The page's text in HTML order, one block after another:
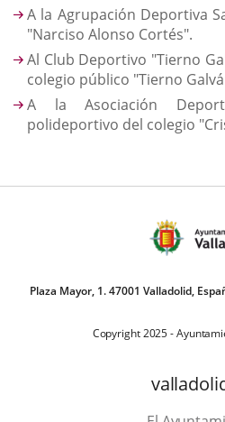
A la Agrupación Deportiva
"Narciso Alonso Cortés".
Al Club Deportivo "Tierno
colegio público "Tierno
A la Asociación
polideportivo del colegio
Plaza Mayor, 1. 47001 Valladolid,
Copyright 2025 -